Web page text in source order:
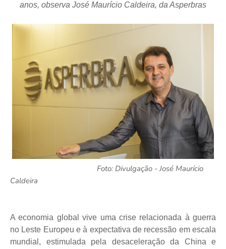
anos, observa José Maurício Caldeira, da Asperbras
Foto: Divulgação - José Maurício
Caldeira
A economia global vive uma crise relacionada à guerra
no Leste Europeu e à expectativa de recessão em escala
mundial, estimulada pela desaceleração da China e